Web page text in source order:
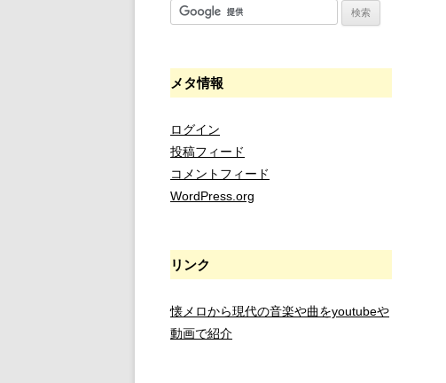
メタ情報
ログイン
投稿フィード
コメントフィード
WordPress.org
リンク
懐メロから現代の音楽や曲をyoutubeや
動画で紹介